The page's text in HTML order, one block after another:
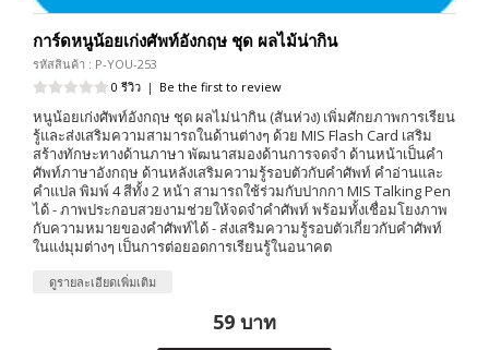
การ์ดหนูน้อยเก่งศัพท์อังกฤษ ชุด ผลไม้น่ากิน
รหัสสินค้า : P-YOU-253
0 รีวิว | Be the first to review
หนูน้อยเก่งศัพท์อังกฤษ ชุด ผลไม่น่ากิน (สันห่วง) เพิ่มศักยภาพการเรียน
รู้และส่งเสริมความสามารถในด้านต่างๆ ด้วย MIS Flash Card เสริม
สร้างทักษะทางด้านภาษา พัฒนาสมองด้านการจดจำ ด้านหน้าเป็นคำ
ศัพท์ภาษาอังกฤษ ด้านหลังเสริมความรู้รอบตัวกับคำศัพท์ คำอ่านและ
คำแปล พิมพ์ 4 สีทั้ง 2 หน้า สามารถใช้ร่วมกับปากกา MIS Talking Pen
ได้ - ภาพประกอบสวยงามช่วยให้จดจำคำศัพท์ พร้อมทั้งเชื่อมโยงภาพ
กับความหมายของคำศัพท์ได้ - ส่งเสริมความรู้รอบตัวเกี่ยวกับคำศัพท์
ในแง่มุมต่างๆ เป็นการต่อยอดการเรียนรู้ในอนาคต
ดูรายละเอียดเพิ่มเติม
59 บาท